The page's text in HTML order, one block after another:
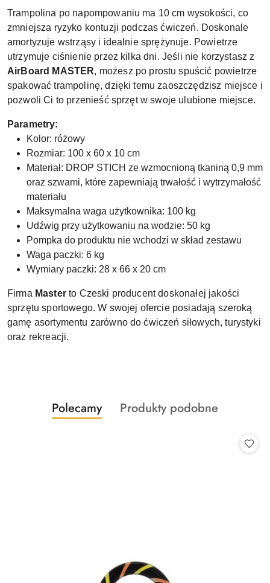
Trampolina po napompowaniu ma 10 cm wysokości, co
zmniejsza ryzyko kontuzji podczas ćwiczeń. Doskonale
amortyzuje wstrząsy i idealnie sprężynuje. Powietrze
utrzymuje ciśnienie przez kilka dni. Jeśli nie korzystasz z
AirBoard MASTER, możesz po prostu spuścić powietrze
spakować trampolinę, dzięki temu zaoszczędzisz miejsce i
pozwoli Ci to przenieść sprzęt w swoje ulubione miejsce.
Parametry:
Kolor: różowy
Rozmiar: 100 x 60 x 10 cm
Materiał: DROP STICH ze wzmocnioną tkaniną 0,9 mm
oraz szwami, które zapewniają trwałość i wytrzymałość
materiału
Maksymalna waga użytkownika: 100 kg
Udźwig przy użytkowaniu na wodzie: 50 kg
Pompka do produktu nie wchodzi w skład zestawu
Waga paczki: 6 kg
Wymiary paczki: 28 x 66 x 20 cm
Firma Masterto Czeski producent doskonałej jakości
sprzętu sportowego. W swojej ofercie posiadają szeroką
gamę asortymentu zarówno do ćwiczeń siłowych, turystyki
oraz rekreacji.
Pomiń karuzelę produktów
Produkty
o
Polecamy
Produkty
Produkty podobne